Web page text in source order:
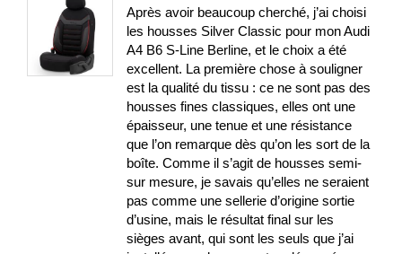
Après avoir beaucoup cherché, j’ai choisi
les housses Silver Classic pour mon Audi
A4 B6 S-Line Berline, et le choix a été
excellent. La première chose à souligner
est la qualité du tissu : ce ne sont pas des
housses fines classiques, elles ont une
épaisseur, une tenue et une résistance
que l’on remarque dès qu’on les sort de la
boîte. Comme il s’agit de housses semi-
sur mesure, je savais qu’elles ne seraient
pas comme une sellerie d’origine sortie
d’usine, mais le résultat final sur les
sièges avant, qui sont les seuls que j’ai